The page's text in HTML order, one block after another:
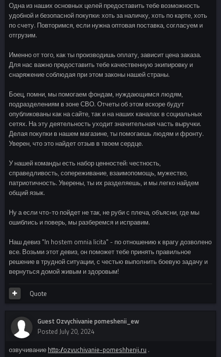
Одна из наших основных целей предоставить тебе возможность
удобной и безопасной покупки: хоть за наличку, хоть по карте, хоть
по счету. Повторимся, если нужна оптовая поставка, согласуем и
отгрузим.
Именно от того, как ты производишь оплату, зависит цена заказа.
Для нас важно предоставить тебе качественную экипировку и
снаряжение соблюдая при этом законы нашей страны.
Боец, помни, мы помогаем фондам, нуждающимся людям,
подразделениям в зоне СВО. Отчеты об этом вскоре будут
опубликованы как на сайте, так и на наших каналах в социальных
сетях. На эту деятельность уходит значительная часть выручки.
Делая покупки в нашем магазине, ты помогаешь людям и фронту.
Уверен, что это найдет отзыв в твоем сердце.
У нашей команды есть набор ценностей: честность,
справедливость, сопереживание, взаимопомощь, мужество,
патриотичность. Уверены, ты их разделяешь, и мы легко найдем
общий язык.
Ну а если что-то пойдет не так, не руби с плеча, объясни, где мы
ошиблись и поверь, мы разберемся и исправим.
Наш девиз "In hostem omnia licita" - по отношению к врагу дозволено
все. Возьми этот девиз, он поможет тебе принять правильное
решение в трудной ситуации, с честью выполнить боевую задачу и
вернуться домой живым и здоровым!
Quote
Guest Ozvychivanie pomeshenii_ew
Posted July 20, 2024
озвучивание http://ozvuchivanie-pomeshhenij.ru .